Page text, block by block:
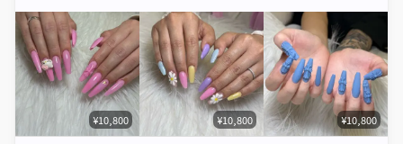
¥10,800 ¥10,800 ¥10,800